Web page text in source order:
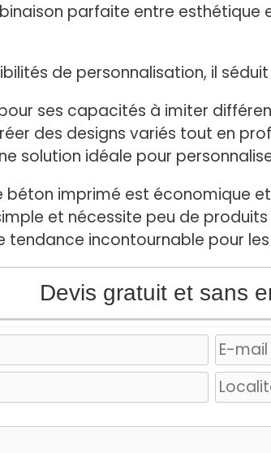
parfaite entre esthétique
de personnalisation, il
ses capacités à imiter
des designs variés tout en
solution idéale pour
béton imprimé est économique
et nécessite peu de
tendance incontournable pour
Devis gratuit et sans